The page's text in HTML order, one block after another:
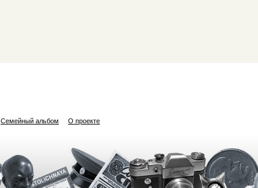
Семейный альбом О проекте